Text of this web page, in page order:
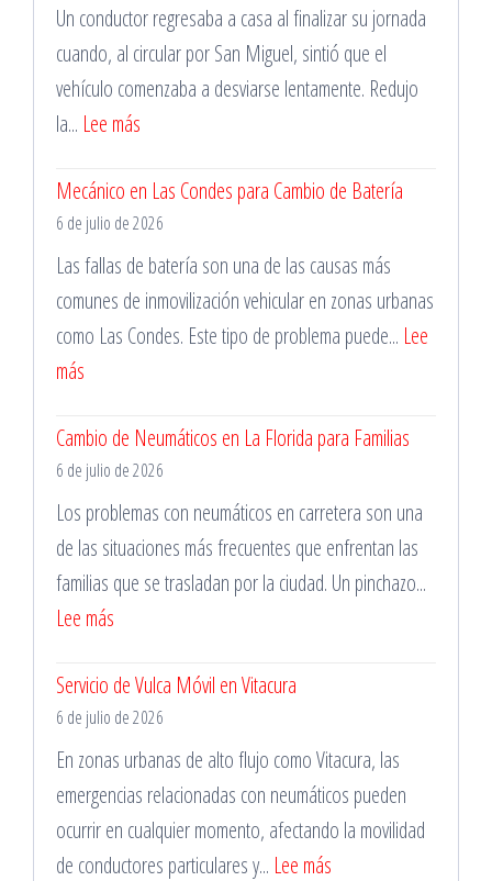
Durante
la
Madrugada
Un conductor regresaba a casa al finalizar su jornada
cuando, al circular por San Miguel, sintió que el
vehículo comenzaba a desviarse lentamente. Redujo
la... Lee más
de
Neumáticos
en
Santiago
las
Mecánico en Las Condes para Cambio de Batería
6 de julio de 2026
Las fallas de batería son una de las causas más
comunes de inmovilización vehicular en zonas urbanas
como Las Condes. Este tipo de problema puede... Lee
más
en
Las
Condes
para
Cambio
de
Cambio de Neumáticos en La Florida para Familias
6 de julio de 2026
Los problemas con neumáticos en carretera son una
de las situaciones más frecuentes que enfrentan las
familias que se trasladan por la ciudad. Un pinchazo...
Lee más
de
Neumáticos
en
La
Florida
para
Servicio de Vulca Móvil en Vitacura
6 de julio de 2026
En zonas urbanas de alto flujo como Vitacura, las
emergencias relacionadas con neumáticos pueden
ocurrir en cualquier momento, afectando la movilidad
de conductores particulares y... Lee más